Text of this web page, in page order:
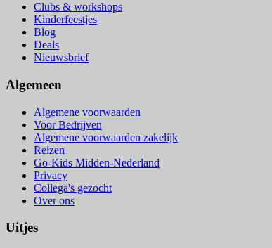
Clubs & workshops
Kinderfeestjes
Blog
Deals
Nieuwsbrief
Algemeen
Algemene voorwaarden
Voor Bedrijven
Algemene voorwaarden zakelijk
Reizen
Go-Kids Midden-Nederland
Privacy
Collega's gezocht
Over ons
Uitjes